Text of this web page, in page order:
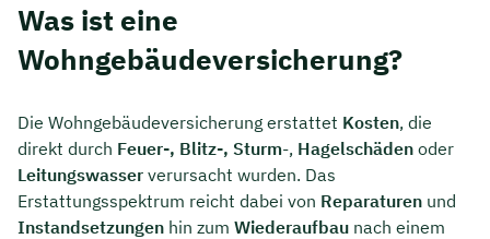
Was ist eine
Wohngebäudeversicherung?
Die Wohngebäudeversicherung erstattet Kosten, die
direkt durch Feuer-, Blitz-, Sturm-, Hagelschäden oder
Leitungswasser verursacht wurden. Das
Erstattungsspektrum reicht dabei von Reparaturen und
Instandsetzungen hin zum Wiederaufbau nach einem